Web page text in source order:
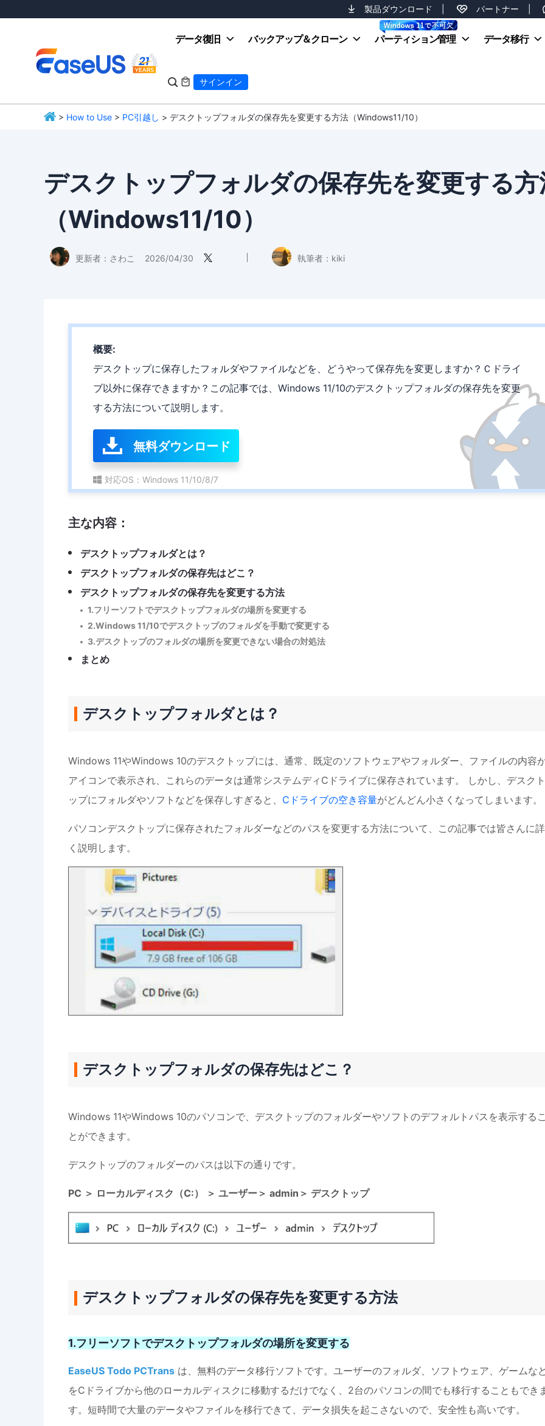
製品ダウンロード パートナー
データ復旧 バックアップ＆クローン パーティション管理 データ移行
  サインイン
> How to Use > PC引越し > デスクトップフォルダの保存先を変更する方法（Windows11/10）
デスクトップフォルダの保存先を変更する方
（Windows11/10）
更新者： さわこ 2026/04/30  執筆者： kiki
概要:
デスクトップに保存したフォルダやファイルなどを、どうやって保存先を変更しますか？Ｃドライ
ブ以外に保存できますか？この記事では、Windows 11/10のデスクトップフォルダの保存先を変更
する方法について説明します。
無料ダウンロード
対応OS：Windows 11/10/8/7
主な内容：
デスクトップフォルダとは？
デスクトップフォルダの保存先はどこ？
デスクトップフォルダの保存先を変更する方法
1.フリーソフトでデスクトップフォルダの場所を変更する
2.Windows 11/10でデスクトップのフォルダを手動で変更する
3.デスクトップのフォルダの場所を変更できない場合の対処法
まとめ
デスクトップフォルダとは？
Windows 11やWindows 10のデスクトップには、通常、既定のソフトウェアやフォルダー、ファイルの内容
アイコンで表示され、これらのデータは通常システムディCドライブに保存されています。 しかし、デスクト
ップにフォルダやソフトなどを保存しすぎると、 Cドライブの空き容量がどんどん小さくなってしまいます。
パソコンデスクトップに保存されたフォルダーなどのパスを変更する方法について、この記事では皆さんに
く説明します。
デスクトップフォルダの保存先はどこ？
Windows 11やWindows 10のパソコンで、デスクトップのフォルダーやソフトのデフォルトパスを表示する
とができます。
デスクトップのフォルダーのパスは以下の通りです。
PC ＞ ローカルディスク（C:） ＞ ユーザー＞ admin＞ デスクトップ
デスクトップフォルダの保存先を変更する方法
1.フリーソフトでデスクトップフォルダの場所を変更する
EaseUS Todo PCTrans は、無料のデータ移行ソフトです。ユーザーのフォルダ、ソフトウェア、ゲームな
をCドライブから他のローカルディスクに移動するだけでなく、2台のパソコンの間でも移行することもでき
す。短時間で大量のデータやファイルを移行できて、データ損失を起こさないので、安全性も高いです。